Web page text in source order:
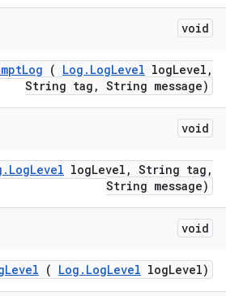
void
Log ( Log . LogLevel logLevel ,
String tag , String message)
void
. LogLevel logLevel , String tag ,
String message)
void
Level ( Log . LogLevel logLevel)